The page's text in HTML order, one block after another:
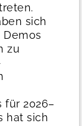
sich
zu
für 2026–
hat sich